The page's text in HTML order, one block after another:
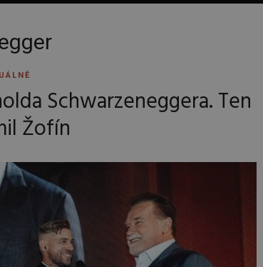
Schwarzeneggera. Ten
Žofín